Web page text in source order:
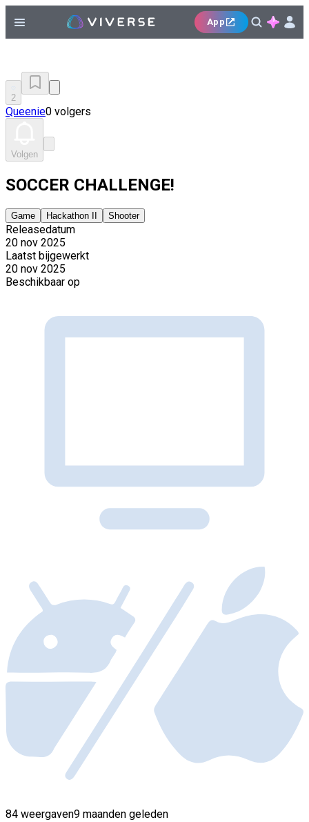
App
2
Queenie0 volgers
Volgen
SOCCER CHALLENGE!
Game Hackathon II Shooter
Releasedatum
20 nov 2025
Laatst bijgewerkt
20 nov 2025
Beschikbaar op
84 weergaven9 maanden geleden